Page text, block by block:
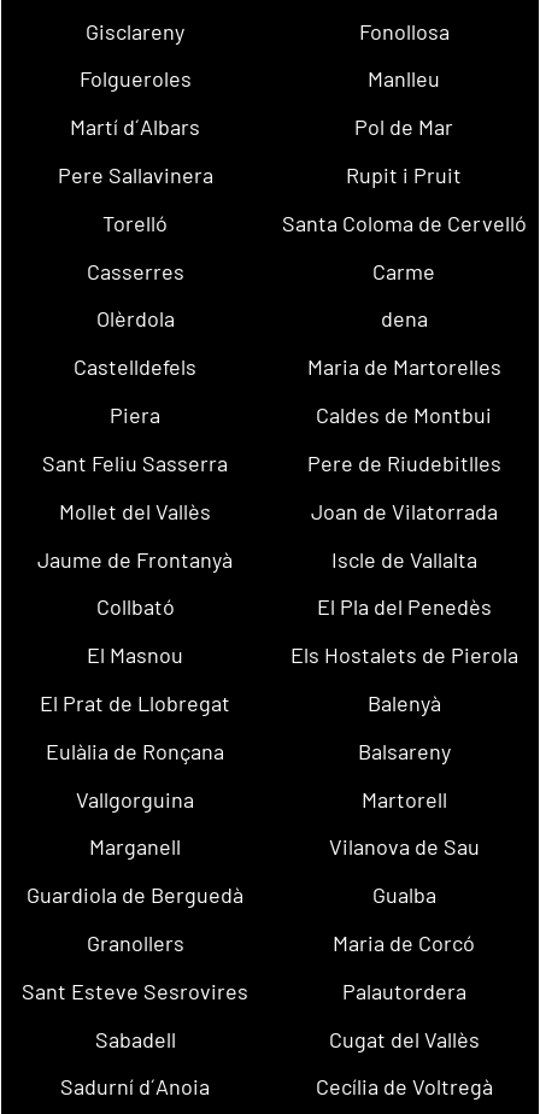
Gisclareny
Fonollosa
Folgueroles
Manlleu
Martí d´Albars
Pol de Mar
Pere Sallavinera
Rupit i Pruit
Torelló
Santa Coloma de Cervelló
Casserres
Carme
Olèrdola
dena
Castelldefels
Maria de Martorelles
Piera
Caldes de Montbui
Sant Feliu Sasserra
Pere de Riudebitlles
Mollet del Vallès
Joan de Vilatorrada
Jaume de Frontanyà
Iscle de Vallalta
Collbató
El Pla del Penedès
El Masnou
Els Hostalets de Pierola
El Prat de Llobregat
Balenyà
Eulàlia de Ronçana
Balsareny
Vallgorguina
Martorell
Marganell
Vilanova de Sau
Guardiola de Berguedà
Gualba
Granollers
Maria de Corcó
Sant Esteve Sesrovires
Palautordera
Sabadell
Cugat del Vallès
Sadurní d´Anoia
Cecília de Voltregà